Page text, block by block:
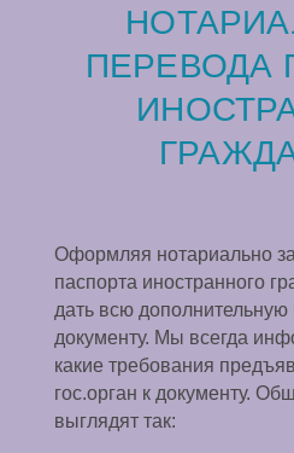
ПЕРЕВОДА
Оформляя нотариально
паспорта иностранного
дать всю
документу. Мы всегда
какие требования
гос.орган к документу.
выглядят так: